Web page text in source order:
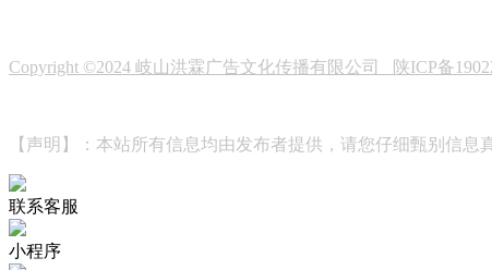
Copyright ©2024 岐山洪霖广告文化传播有限公司 陕ICP备
【声明】：本站所有信息均由发布者提供，请您仔细甄别信
联系客服
小程序